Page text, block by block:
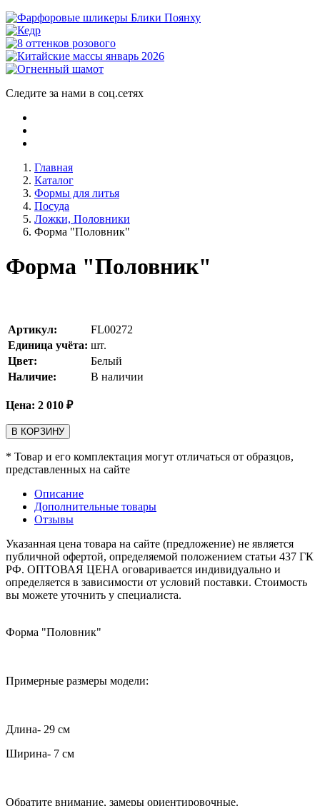
Следите за нами в соц.сетях
Главная
Каталог
Формы для литья
Посуда
Ложки, Половники
Форма "Половник"
Форма "Половник"
Артикул:
FL00272
Единица учёта: шт.
Цвет:
Белый
Наличие:
В наличии
Цена: 2 010 ₽
В КОРЗИНУ
* Товар и его комплектация могут отличаться от образцов,
представленных на сайте
Описание
Дополнительные товары
Отзывы
Указанная цена товара на сайте (предложение) не является
публичной офертой, определяемой положением статьи 437 ГК
РФ. ОПТОВАЯ ЦЕНА оговаривается индивидуально и
определяется в зависимости от условий поставки. Стоимость
вы можете уточнить у специалиста.
Форма "Половник"
Примерные размеры модели:
Длина- 29 см
Ширина- 7 см
Обратите внимание, замеры ориентировочные.